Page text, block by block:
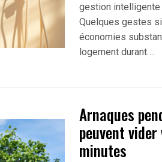
gestion intelligente
Quelques gestes
économies
logement durant….
Arnaques
peuvent
minutes